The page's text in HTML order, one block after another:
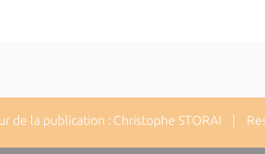
la publication : Christophe STORAI |